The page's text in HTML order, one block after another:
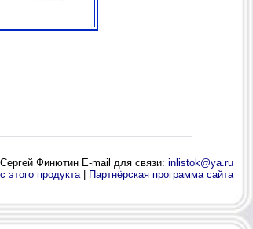
Финютин E-mail для связи: inlistok@ya.ru
этого продукта| Партнёрская программа сайта